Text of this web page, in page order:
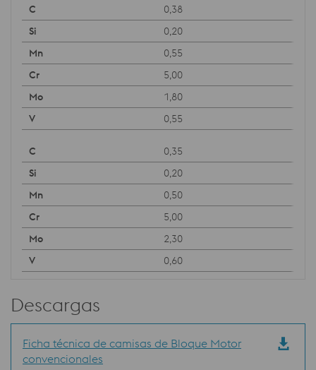
0,38
0,20
0,55
5,00
1,80
0,55
0,35
0,20
0,50
5,00
2,30
0,60
Descargas
Ficha técnica de camisas de Bloque Motor
convencionales